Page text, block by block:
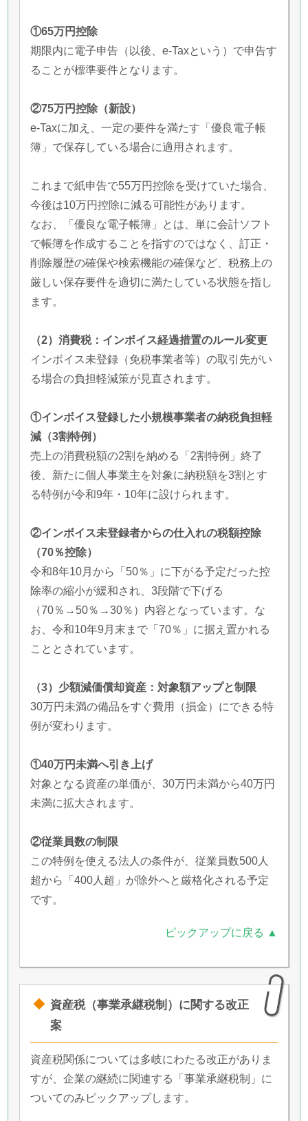
①65万円控除
期限内に電子申告（以後、e-Taxという）で申告す
ることが標準要件となります。
②75万円控除（新設）
e-Taxに加え、一定の要件を満たす「優良電子帳
簿」で保存している場合に適用されます。
これまで紙申告で55万円控除を受けていた場合、
今後は10万円控除に減る可能性があります。
なお、「優良な電子帳簿」とは、単に会計ソフト
で帳簿を作成することを指すのではなく、訂正・
削除履歴の確保や検索機能の確保など、税務上の
厳しい保存要件を適切に満たしている状態を指し
ます。
（2）消費税：インボイス経過措置のルール変更
インボイス未登録（免税事業者等）の取引先がい
る場合の負担軽減策が見直されます。
①インボイス登録した小規模事業者の納税負担軽
減（3割特例）
売上の消費税額の2割を納める「2割特例」終了
後、新たに個人事業主を対象に納税額を3割とす
る特例が令和9年・10年に設けられます。
②インボイス未登録者からの仕入れの税額控除
（70％控除）
令和8年10月から「50％」に下がる予定だった控
除率の縮小が緩和され、3段階で下げる
（70％→50％→30％）内容となっています。な
お、令和10年9月末まで「70％」に据え置かれる
こととされています。
（3）少額減価償却資産：対象額アップと制限
30万円未満の備品をすぐ費用（損金）にできる特
例が変わります。
①40万円未満へ引き上げ
対象となる資産の単価が、30万円未満から40万円
未満に拡大されます。
②従業員数の制限
この特例を使える法人の条件が、従業員数500人
超から「400人超」が除外へと厳格化される予定
です。
ピックアップに戻る ▲
資産税（事業承継税制）に関する改正
案
資産税関係については多岐にわたる改正がありま
すが、企業の継続に関連する「事業承継税制」に
ついてのみピックアップします。